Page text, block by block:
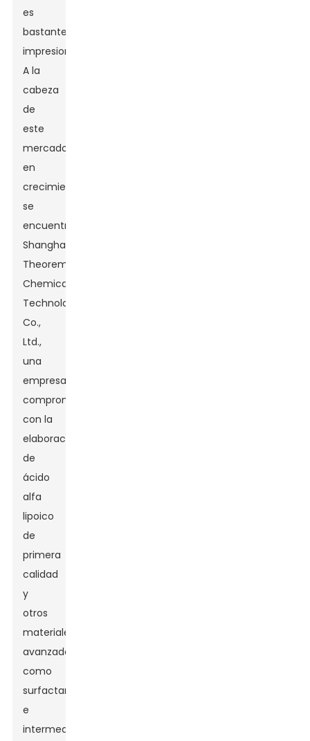
es
bastante
impresionante!
A la
cabeza
de
este
mercado
en
crecimiento
se
encuentra
Shanghai
Theorem
Chemical
Technology
Co.,
Ltd.,
una
empresa
comprometida
con la
elaboración
de
ácido
alfa
lipoico
de
primera
calidad
y
otros
materiales
avanzados,
como
surfactantes
e
intermedios